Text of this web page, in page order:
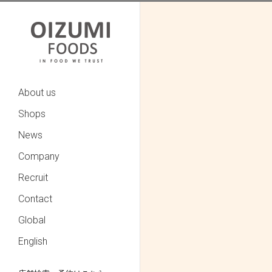
About us
Shops
News
Company
Recruit
Contact
Global
English